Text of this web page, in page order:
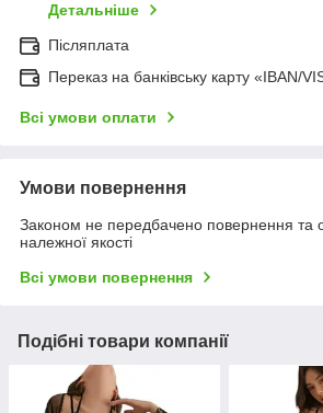
Детальніше
Післяплата
Переказ на банківську карту «IBAN/
Всі умови оплати
Умови повернення
Законом не передбачено повернення та
належної якості
Всі умови повернення
Подібні товари компанії